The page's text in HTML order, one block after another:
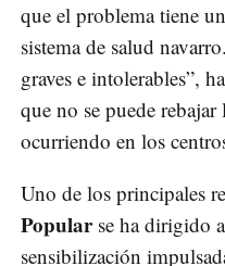
que el problema tiene
sistema de salud
graves e intolerables”,
que no se puede
ocurriendo en los
Uno de los principales
Popularse ha dirigido
sensibilización